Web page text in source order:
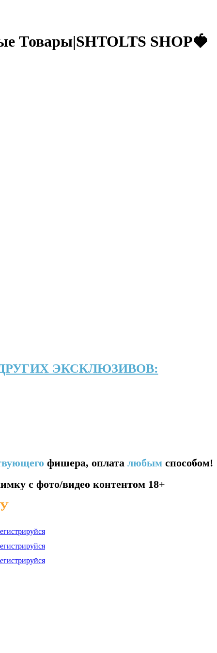
Товары|SHTOLTS SHOP🍓
ЭКСКЛЮЗИВОВ:
фишера, оплата любымспособом!
с фото/видео контентом 18+